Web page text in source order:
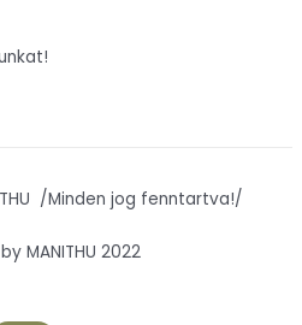
/Minden jog fenntartva!/
MANITHU 2022